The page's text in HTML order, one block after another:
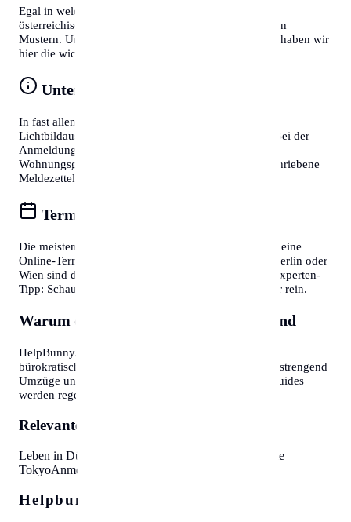
Egal in welcher Stadt Sie sich befinden, deutsche und
österreichische Behördenprozesse folgen oft ähnlichen
Mustern. Um Zeit zu sparen und Frust zu vermeiden, haben wir
hier die wichtigsten Tipps für Sie zusammengefasst:
Unterlagen vorbereiten
In fast allen Fällen benötigen Sie einen gültigen
Lichtbildausweis (Reisepass oder Personalausweis). Bei der
Anmeldung eines Wohnsitzes ist zudem die
Wohnungsgeberbestätigung (in DE) bzw. der unterschriebene
Meldezettel (in AT) zwingend erforderlich.
Termine online buchen
Die meisten Bürgerservice-Stellen bieten mittlerweile eine
Online-Terminvereinbarung an. In Großstädten wie Berlin oder
Wien sind diese oft Wochen im Voraus ausgebucht. Experten-
Tipp: Schauen Sie morgens gegen 7:30 oder 8:00 Uhr rein.
Warum diese Informationen wichtig sind
HelpBunny.com hat es sich zur Aufgabe gemacht,
bürokratische Hürden abzubauen. Wir wissen, wie anstrengend
Umzüge und Behördengänge sein können. Unsere Guides
werden regelmäßig aktualisiert.
Relevante Themen:
Leben in Düsseldorf
Little
TokyoAnmeldung Düsseldorf
Helpbunny.com SEO Cloud